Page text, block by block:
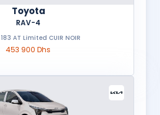
Toyota
RAV-4
183 AT Limited CUIR NOIR
453 900 Dhs